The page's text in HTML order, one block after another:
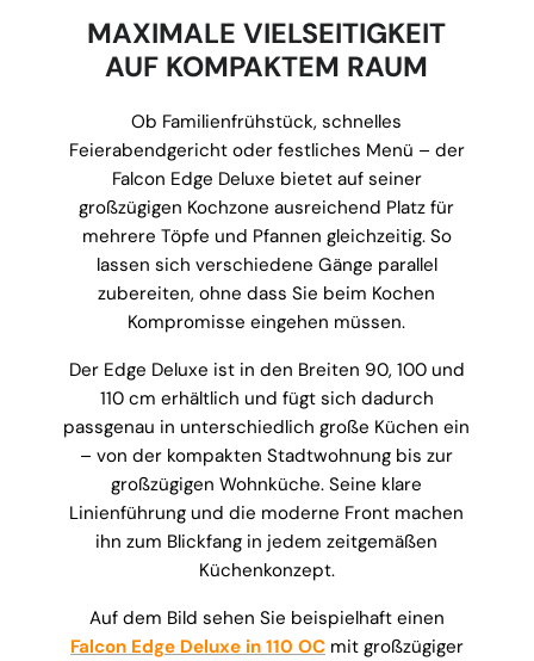
MAXIMALE VIELSEITIGKEIT
AUF KOMPAKTEM RAUM
Ob Familienfrühstück, schnelles
Feierabendgericht oder festliches Menü – der
Falcon Edge Deluxe bietet auf seiner
großzügigen Kochzone ausreichend Platz für
mehrere Töpfe und Pfannen gleichzeitig. So
lassen sich verschiedene Gänge parallel
zubereiten, ohne dass Sie beim Kochen
Kompromisse eingehen müssen.
Der Edge Deluxe ist in den Breiten 90, 100 und
110 cm erhältlich und fügt sich dadurch
passgenau in unterschiedlich große Küchen ein
– von der kompakten Stadtwohnung bis zur
großzügigen Wohnküche. Seine klare
Linienführung und die moderne Front machen
ihn zum Blickfang in jedem zeitgemäßen
Küchenkonzept.
Auf dem Bild sehen Sie beispielhaft einen
Falcon Edge Deluxe in 110 OCmit großzügiger